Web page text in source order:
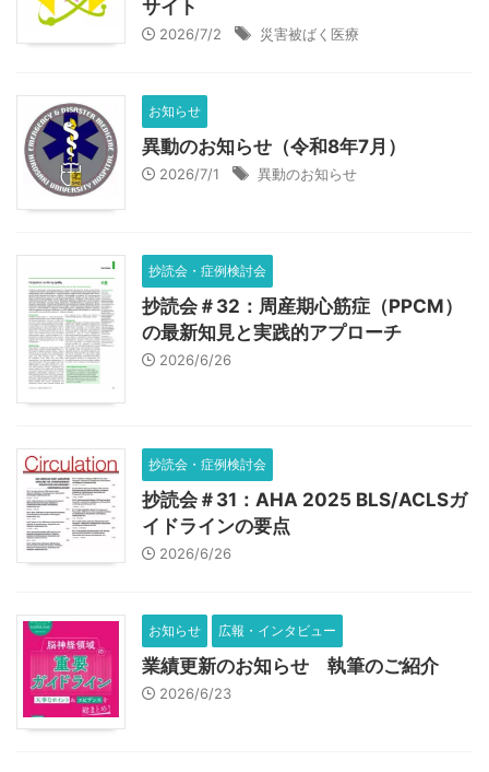
サイト
2026/7/2 災害被ばく医療
お知らせ
異動のお知らせ（令和8年7月）
2026/7/1 異動のお知らせ
抄読会・症例検討会
抄読会＃32：周産期心筋症（PPCM）
の最新知見と実践的アプローチ
2026/6/26
抄読会・症例検討会
抄読会＃31：AHA 2025 BLS/ACLSガ
イドラインの要点
2026/6/26
お知らせ 広報・インタビュー
業績更新のお知らせ 執筆のご紹介
2026/6/23